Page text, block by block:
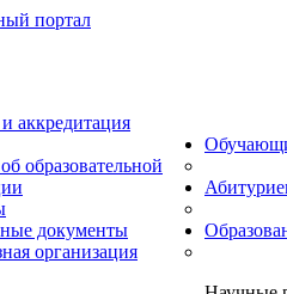
аккредитация
образовательной
документы
организация